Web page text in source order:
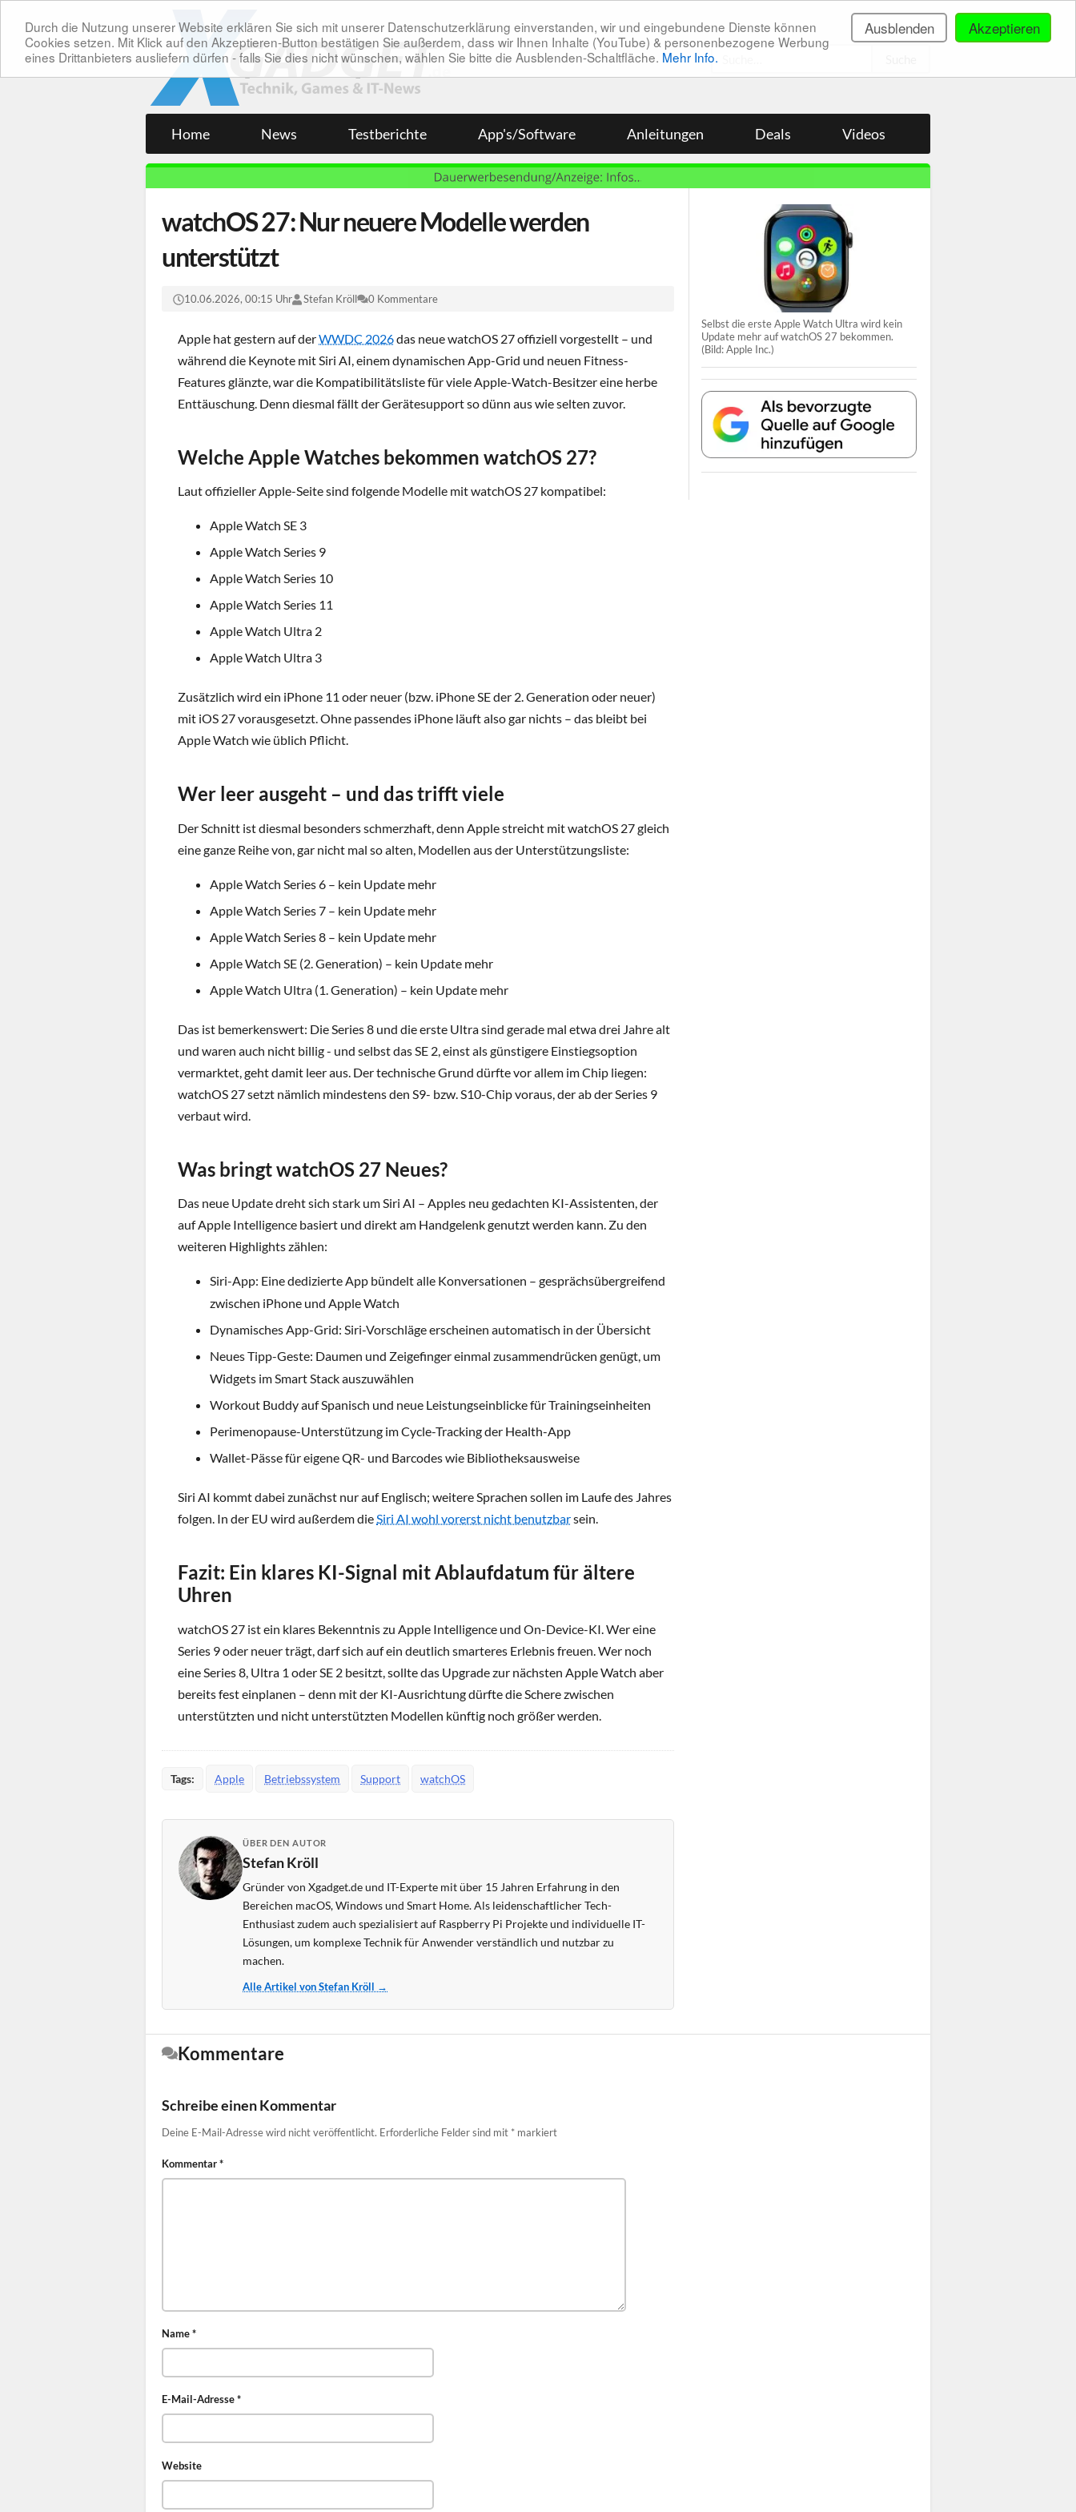
Akzeptieren
Ausblenden
Durch die Nutzung unserer Website erklären Sie sich mit unserer Datenschutzerklärung einverstanden, wir und eingebundene Dienste können
Cookies setzen. Mit Klick auf den Akzeptieren-Button bestätigen Sie außerdem, dass wir Ihnen Inhalte (YouTube) & personenbezogene Werbung
eines Drittanbieters ausliefern dürfen - falls Sie dies nicht wünschen, wählen Sie bitte die Ausblenden-Schaltfläche. Mehr Info.
Home News Testberichte App's/Software Anleitungen Deals Videos
watchOS 27: Nur neuere Modelle werden
unterstützt
10.06.2026, 00:15 Uhr Stefan Kröll 0 Kommentare
Apple hat gestern auf derWWDC 2026das neue watchOS 27 offiziell vorgestellt – und
während die Keynote mit Siri AI, einem dynamischen App-Grid und neuen Fitness-
Features glänzte, war die Kompatibilitätsliste für viele Apple-Watch-Besitzer eine herbe
Enttäuschung. Denn diesmal fällt der Gerätesupport so dünn aus wie selten zuvor.
Welche Apple Watches bekommen watchOS 27?
Laut offizieller Apple-Seite sind folgende Modelle mit watchOS 27 kompatibel:
Apple Watch SE 3
Apple Watch Series 9
Apple Watch Series 10
Apple Watch Series 11
Apple Watch Ultra 2
Apple Watch Ultra 3
Zusätzlich wird ein iPhone 11 oder neuer (bzw. iPhone SE der 2. Generation oder neuer)
mit iOS 27 vorausgesetzt. Ohne passendes iPhone läuft also gar nichts – das bleibt bei
Apple Watch wie üblich Pflicht.
Wer leer ausgeht – und das trifft viele
Der Schnitt ist diesmal besonders schmerzhaft, denn Apple streicht mit watchOS 27 gleich
eine ganze Reihe von, gar nicht mal so alten, Modellen aus der Unterstützungsliste:
Apple Watch Series 6 – kein Update mehr
Apple Watch Series 7 – kein Update mehr
Apple Watch Series 8 – kein Update mehr
Apple Watch SE (2. Generation) – kein Update mehr
Apple Watch Ultra (1. Generation) – kein Update mehr
Das ist bemerkenswert: Die Series 8 und die erste Ultra sind gerade mal etwa drei Jahre alt
und waren auch nicht billig - und selbst das SE 2, einst als günstigere Einstiegsoption
vermarktet, geht damit leer aus. Der technische Grund dürfte vor allem im Chip liegen:
watchOS 27 setzt nämlich mindestens den S9- bzw. S10-Chip voraus, der ab der Series 9
verbaut wird.
Was bringt watchOS 27 Neues?
Das neue Update dreht sich stark um Siri AI – Apples neu gedachten KI-Assistenten, der
auf Apple Intelligence basiert und direkt am Handgelenk genutzt werden kann. Zu den
weiteren Highlights zählen:
Siri-App: Eine dedizierte App bündelt alle Konversationen – gesprächsübergreifend
zwischen iPhone und Apple Watch
Dynamisches App-Grid: Siri-Vorschläge erscheinen automatisch in der Übersicht
Neues Tipp-Geste: Daumen und Zeigefinger einmal zusammendrücken genügt, um
Widgets im Smart Stack auszuwählen
Workout Buddy auf Spanisch und neue Leistungseinblicke für Trainingseinheiten
Perimenopause-Unterstützung im Cycle-Tracking der Health-App
Wallet-Pässe für eigene QR- und Barcodes wie Bibliotheksausweise
Siri AI kommt dabei zunächst nur auf Englisch; weitere Sprachen sollen im Laufe des Jahres
folgen. In der EU wird außerdem dieSiri AI wohl vorerst nicht benutzbarsein.
Fazit: Ein klares KI-Signal mit Ablaufdatum für ältere
Uhren
watchOS 27 ist ein klares Bekenntnis zu Apple Intelligence und On-Device-KI. Wer eine
Series 9 oder neuer trägt, darf sich auf ein deutlich smarteres Erlebnis freuen. Wer noch
eine Series 8, Ultra 1 oder SE 2 besitzt, sollte das Upgrade zur nächsten Apple Watch aber
bereits fest einplanen – denn mit der KI-Ausrichtung dürfte die Schere zwischen
unterstützten und nicht unterstützten Modellen künftig noch größer werden.
Tags: Apple Betriebssystem Support watchOS
ÜBER DEN AUTOR
Stefan Kröll
Gründer von Xgadget.de und IT-Experte mit über 15 Jahren Erfahrung in den
Bereichen macOS, Windows und Smart Home. Als leidenschaftlicher Tech-
Enthusiast zudem auch spezialisiert auf Raspberry Pi Projekte und individuelle IT-
Lösungen, um komplexe Technik für Anwender verständlich und nutzbar zu
machen.
Alle Artikel von Stefan Kröll →
Selbst die erste Apple Watch Ultra wird kein
Update mehr auf watchOS 27 bekommen.
(Bild: Apple Inc.)
Kommentare
Schreibe einen Kommentar
Deine E-Mail-Adresse wird nicht veröffentlicht. Erforderliche Felder sind mit * markiert
Kommentar*
Name*
E-Mail-Adresse*
Website